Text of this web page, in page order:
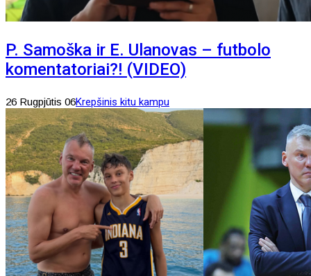
P. Samoška ir E. Ulanovas – futbolo
komentatoriai?! (VIDEO)
26 Rugpjūtis 06Krepšinis kitu kampu